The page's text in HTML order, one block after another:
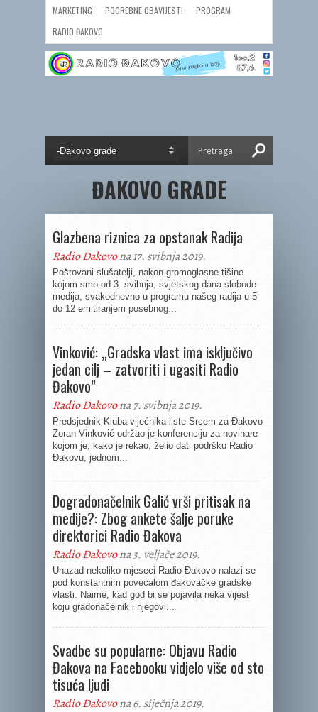
MARKETING POGREBNE OBAVIJESTI
PROGRAM
RADIO ĐAKOVO
ĐAKOVO GRADE
Glazbena riznica za opstanak Radija
Radio Đakovona 17. svibnja 2019.
Poštovani slušatelji, nakon gromoglasne tišine
kojom smo od 3. svibnja, svjetskog dana slobode
medija, svakodnevno u programu našeg radija u 5
do 12 emitiranjem posebnog...
Vinković: „Gradska vlast ima isključivo
jedan cilj – zatvoriti i ugasiti Radio
Đakovo”
Radio Đakovona 7. svibnja 2019.
Predsjednik Kluba vijećnika liste Srcem za Đakovo
Zoran Vinković održao je konferenciju za novinare
kojom je, kako je rekao, želio dati podršku Radio
Đakovu, jednom...
Dogradonačelnik Galić vrši pritisak na
medije?: Zbog ankete šalje poruke
direktorici Radio Đakova
Radio Đakovona 3. veljače 2019.
Unazad nekoliko mjeseci Radio Đakovo nalazi se
pod konstantnim povećalom đakovačke gradske
vlasti. Naime, kad god bi se pojavila neka vijest
koju gradonačelnik i njegovi...
Svadbe su popularne: Objavu Radio
Đakova na Facebooku vidjelo više od sto
tisuća ljudi
Radio Đakovona 6. siječnja 2019.